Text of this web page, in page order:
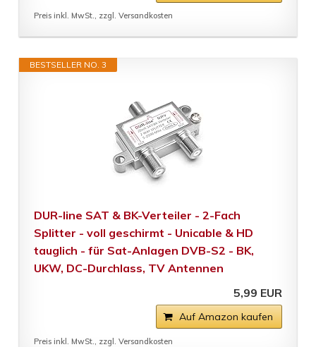
Preis inkl. MwSt., zzgl. Versandkosten
BESTSELLER NO. 3
DUR-line SAT & BK-Verteiler - 2-Fach
Splitter - voll geschirmt - Unicable & HD
tauglich - für Sat-Anlagen DVB-S2 - BK,
UKW, DC-Durchlass, TV Antennen
5,99 EUR
Auf Amazon kaufen
Preis inkl. MwSt., zzgl. Versandkosten